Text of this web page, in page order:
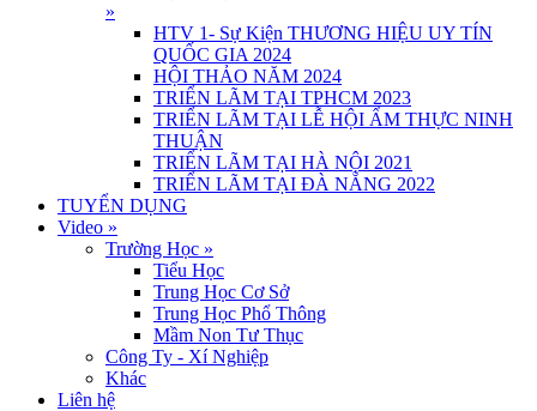
»
HTV 1- Sự Kiện THƯƠNG HIỆU UY TÍN
QUỐC GIA 2024
HỘI THẢO NĂM 2024
TRIỂN LÃM TẠI TPHCM 2023
TRIỂN LÃM TẠI LỄ HỘI ẨM THỰC NINH
THUẬN
TRIỂN LÃM TẠI HÀ NỘI 2021
TRIỂN LÃM TẠI ĐÀ NẴNG 2022
TUYỂN DỤNG
Video »
Trường Học »
Tiểu Học
Trung Học Cơ Sở
Trung Học Phổ Thông
Mầm Non Tư Thục
Công Ty - Xí Nghiệp
Khác
Liên hệ